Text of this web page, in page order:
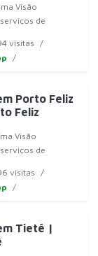
Visão
de
visitas
Porto Feliz
Feliz
Visão
de
visitas
Tietê |